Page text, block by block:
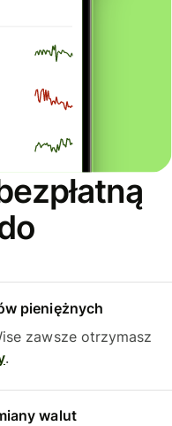
pieniężnych
zawsze otrzymasz
.
walut